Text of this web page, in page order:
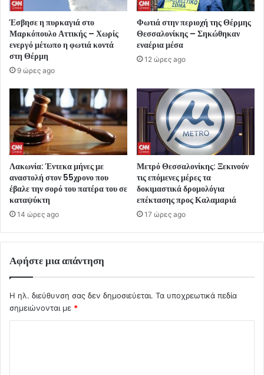
Έσβησε η πυρκαγιά στο
Μαρκόπουλο Αττικής – Χωρίς
ενεργό μέτωπο η φωτιά κοντά
στη Θέρμη
9 ώρες ago
Φωτιά στην περιοχή της Θέρμης
Θεσσαλονίκης – Σηκώθηκαν
εναέρια μέσα
12 ώρες ago
Λακωνία: Έντεκα μήνες με
αναστολή στον 55χρονο που
έβαλε την σορό του πατέρα του σε
καταψύκτη
14 ώρες ago
Μετρό Θεσσαλονίκης: Ξεκινούν
τις επόμενες μέρες τα
δοκιμαστικά δρομολόγια
επέκτασης προς Καλαμαριά
17 ώρες ago
Αφήστε μια απάντηση
Η ηλ. διεύθυνση σας δεν δημοσιεύεται. Τα υποχρεωτικά πεδία
σημειώνονται με *